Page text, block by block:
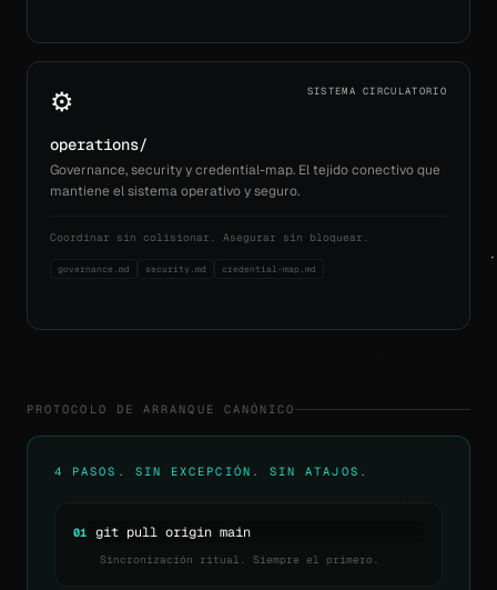
⚙️ SISTEMA CIRCULATORIO
operations/
Governance, security y credential-map. El tejido conectivo que
mantiene el sistema operativo y seguro.
Coordinar sin colisionar. Asegurar sin bloquear.
governance.md security.md credential-map.md
PROTOCOLO DE ARRANQUE CANÓNICO
4 PASOS. SIN EXCEPCIÓN. SIN ATAJOS.
01 git pull origin main
Sincronización ritual. Siempre el primero.